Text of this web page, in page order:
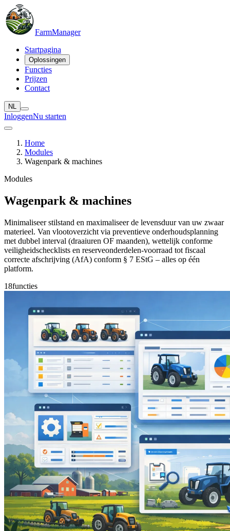
FarmManager
Startpagina
Oplossingen
Functies
Prijzen
Contact
NL
InloggenNu starten
Home
Modules
Wagenpark & machines
Modules
Wagenpark & machines
Minimaliseer stilstand en maximaliseer de levensduur van uw zwaar
materieel. Van vlootoverzicht via preventieve onderhoudsplanning
met dubbel interval (draaiuren OF maanden), wettelijk conforme
veiligheidschecklists en reserveonderdelen-voorraad tot fiscaal
correcte afschrijving (AfA) conform § 7 EStG – alles op één
platform.
18functies